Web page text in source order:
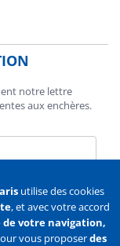
notre lettre
aux enchères.
de la Chambre des
utilise des cookies
, et avec votre accord
votre navigation,
vous proposerdes